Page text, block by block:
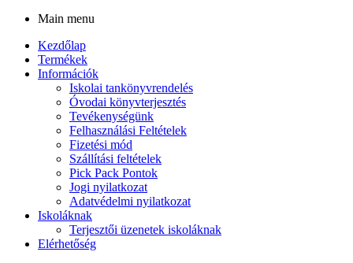
Main menu
Kezdőlap
Termékek
Információk
Iskolai tankönyvrendelés
Óvodai könyvterjesztés
Tevékenységünk
Felhasználási Feltételek
Fizetési mód
Szállítási feltételek
Pick Pack Pontok
Jogi nyilatkozat
Adatvédelmi nyilatkozat
Iskoláknak
Terjesztői üzenetek iskoláknak
Elérhetőség